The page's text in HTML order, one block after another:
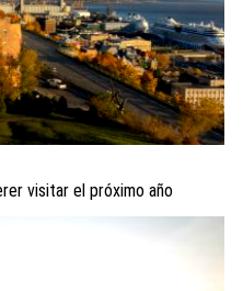
visitar el próximo año